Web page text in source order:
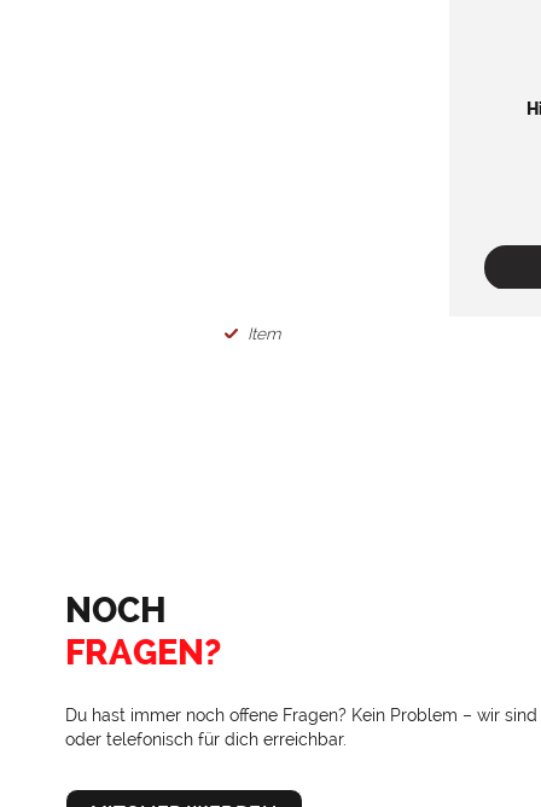
Item
NOCH
FRAGEN?
Du hast immer noch offene Fragen? Kein Problem – wir
oder telefonisch für dich erreichbar.